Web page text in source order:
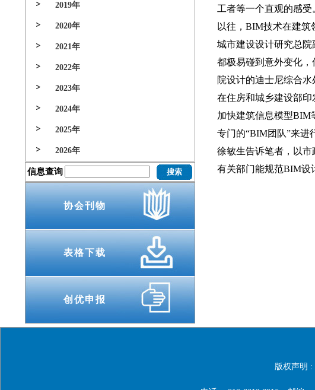
2019年
2020年
2021年
2022年
2023年
2024年
2025年
2026年
信息查询
协会刊物
表格下载
创优申报
工者等一个直观的感受
以往，BIM技术在建
城市建设设计研究总
都极易碰到意外变化
院设计的迪士尼综合
在住房和城乡建设部印
加快建筑信息模型BIM
专门的“BIM团队”来进
徐敏生告诉笔者，以
有关部门能规范BIM设
版权声明 :